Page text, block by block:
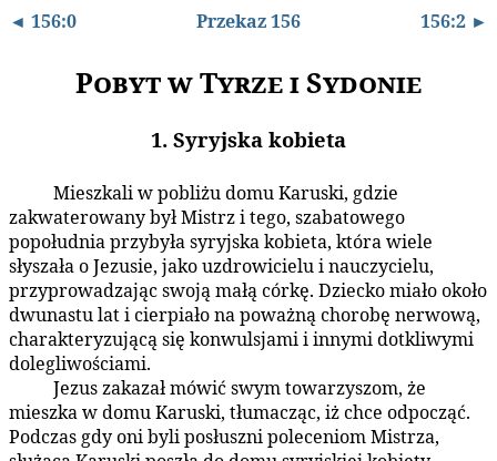
◄ 156:0 Przekaz 156 156:2 ►
Pobyt w Tyrze i Sydonie
1. Syryjska kobieta
Mieszkali w pobliżu domu Karuski, gdzie
zakwaterowany był Mistrz i tego, szabatowego
popołudnia przybyła syryjska kobieta, która wiele
słyszała o Jezusie, jako uzdrowicielu i nauczycielu,
przyprowadzając swoją małą córkę. Dziecko miało około
dwunastu lat i cierpiało na poważną chorobę nerwową,
charakteryzującą się konwulsjami i innymi dotkliwymi
dolegliwościami.
Jezus zakazał mówić swym towarzyszom, że
mieszka w domu Karuski, tłumacząc, iż chce odpocząć.
Podczas gdy oni byli posłuszni poleceniom Mistrza,